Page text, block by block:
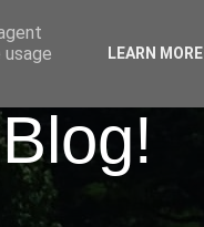
LEARN MORE